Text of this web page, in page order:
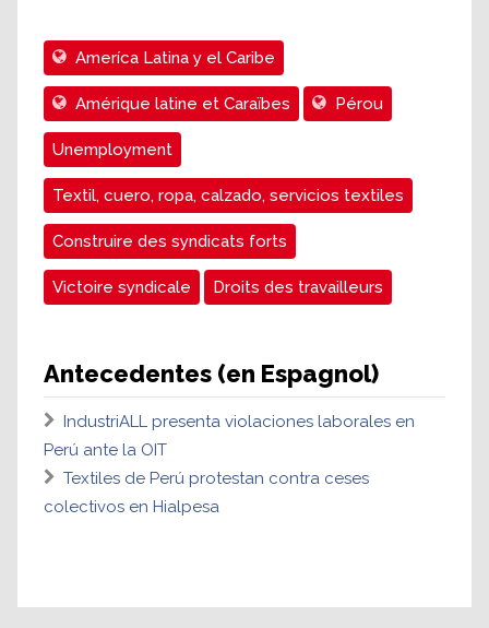
Ameríca Latina y el Caribe
Amérique latine et Caraïbes Pérou
Unemployment
Textil, cuero, ropa, calzado, servicios textiles
Construire des syndicats forts
Victoire syndicale Droits des travailleurs
Antecedentes (en Espagnol)
IndustriALL presenta violaciones laborales en
Perú ante la OIT
Textiles de Perú protestan contra ceses
colectivos en Hialpesa